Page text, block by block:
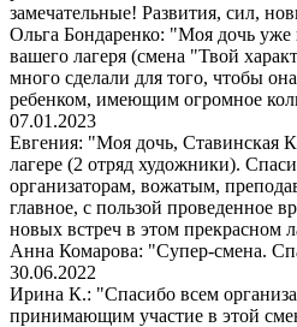
замечательные! Развития, сил,
Ольга Бондаренко: "Моя дочь уже
вашего лагеря (смена "Твой
много сделали для того, чтобы
ребенком, имеющим огромное
07.01.2023
Евгения: "Моя дочь, Ставинская
лагере (2 отряд художники).
организаторам, вожатым,
главное, с пользой проведенное
новых встреч в этом прекрасном
Анна Комарова: "Супер-смена.
30.06.2022
Ирина К.: "Спасибо всем
принимающим участие в этой